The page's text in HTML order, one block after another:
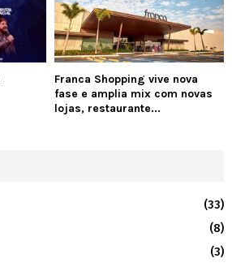
Franca Shopping vive nova
fase e amplia mix com novas
lojas, restaurante...
(33)
(8)
(3)